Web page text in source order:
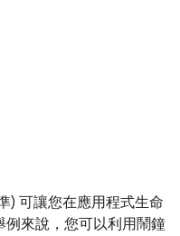
) 可讓您在應用程式生命
來說，您可以利用鬧鐘